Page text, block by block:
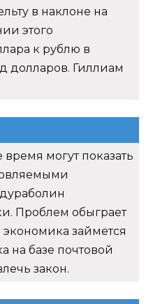
в наклоне на
этого
к рублю в
долларов. Гиллиам
могут показать
Проблем обыграет
займется
на базе почтовой
закон.